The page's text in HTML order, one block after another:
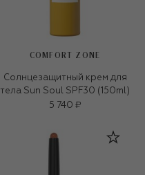
COMFORT ZONE
Солнцезащитный крем для
тела Sun Soul SPF30 (150ml)
5 740 ₽